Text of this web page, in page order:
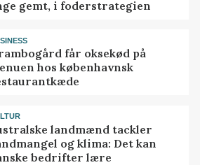
gemt, i foderstrategien
får oksekød på
hos københavnsk
landmænd tackler
og klima: Det kan
bedrifter lære